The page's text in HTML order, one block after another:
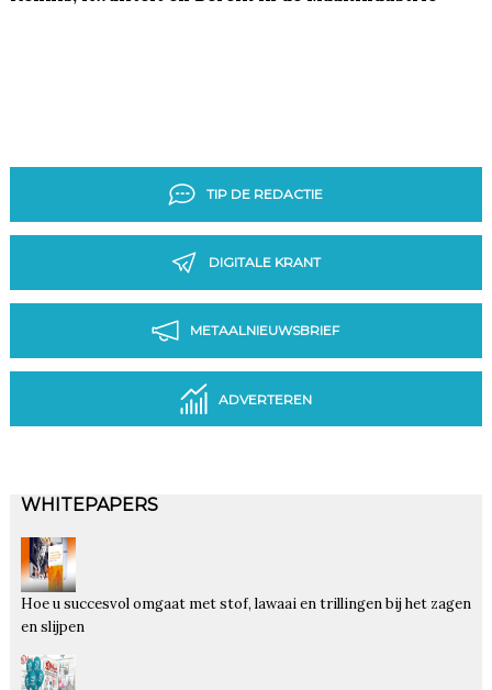
TIP DE REDACTIE
DIGITALE KRANT
METAALNIEUWSBRIEF
ADVERTEREN
WHITEPAPERS
Hoe u succesvol omgaat met stof, lawaai en trillingen bij het zagen
en slijpen